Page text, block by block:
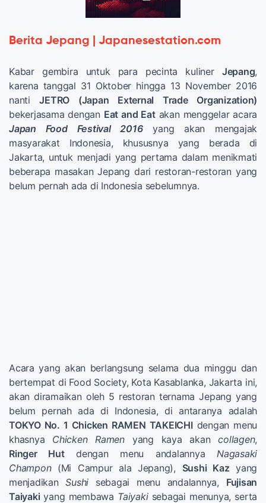
Berita Jepang | Japanesestation.com
Kabar gembira untuk para pecinta kuliner Jepang,
karena tanggal 31 Oktober hingga 13 November 2016
nantiJETRO (Japan External Trade Organization)
bekerjasama dengan Eat and Eatakan menggelar acara
Japan Food Festival 2016yang akan mengajak
masyarakat Indonesia, khususnya yang berada di
Jakarta, untuk menjadi yang pertama dalam menikmati
beberapa masakan Jepang dari restoran-restoran yang
belum pernah ada di Indonesia sebelumnya.
Acara yang akan berlangsung selama dua minggu dan
bertempat di Food Society, Kota Kasablanka, Jakarta ini,
akan diramaikan oleh 5 restoran ternama Jepang yang
belum pernah ada di Indonesia, di antaranya adalah
TOKYO No. 1 Chicken RAMEN TAKEICHIdengan menu
khasnya Chicken Ramenyang kaya akancollagen,
Ringer Hutdengan menu andalannya Nagasaki
Champon(Mi Campur ala Jepang), Sushi Kaz yang
menjadikanSushi sebagai menu andalannya, Fujisan
Taiyaki yang membawa Taiyakisebagai menunya, serta